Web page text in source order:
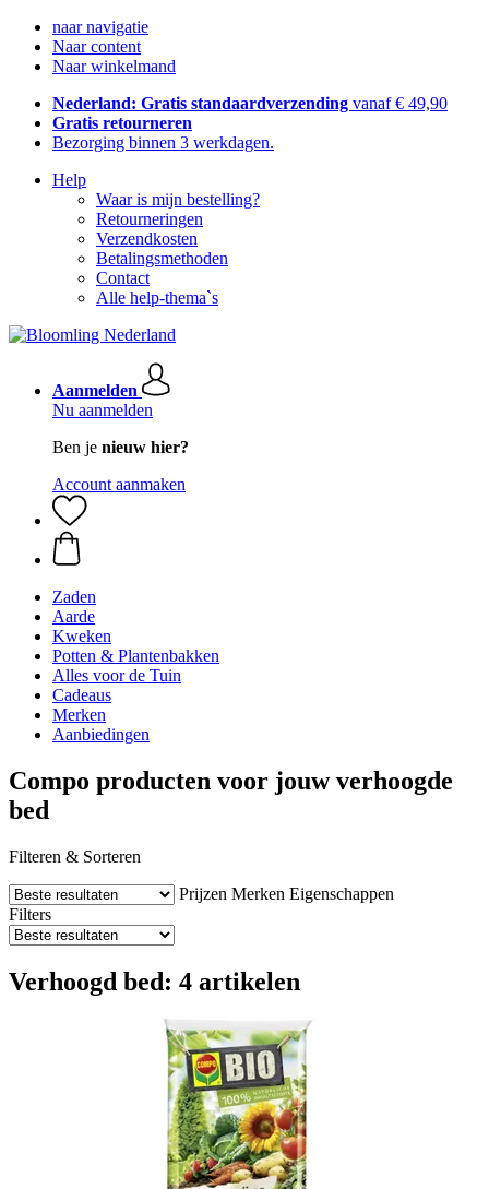
naar navigatie
Naar content
Naar winkelmand
Nederland: Gratis standaardverzending vanaf € 49,90
Gratis retourneren
Bezorging binnen 3 werkdagen.
Help
Waar is mijn bestelling?
Retourneringen
Verzendkosten
Betalingsmethoden
Contact
Alle help-thema`s
Aanmelden
Nu aanmelden
Ben je nieuw hier?
Account aanmaken
Zaden
Aarde
Kweken
Potten & Plantenbakken
Alles voor de Tuin
Cadeaus
Merken
Aanbiedingen
Compo producten voor jouw verhoogde
bed
Filteren & Sorteren
Prijzen Merken Eigenschappen
Filters
Verhoogd bed: 4 artikelen